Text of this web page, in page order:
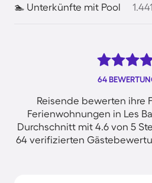
🏊 Unterkünfte mit Pool
64
Reisende bewerten ihre
Ferienwohnungen in Les
Durchschnitt mit 4.6 von 5
64 verifizierten